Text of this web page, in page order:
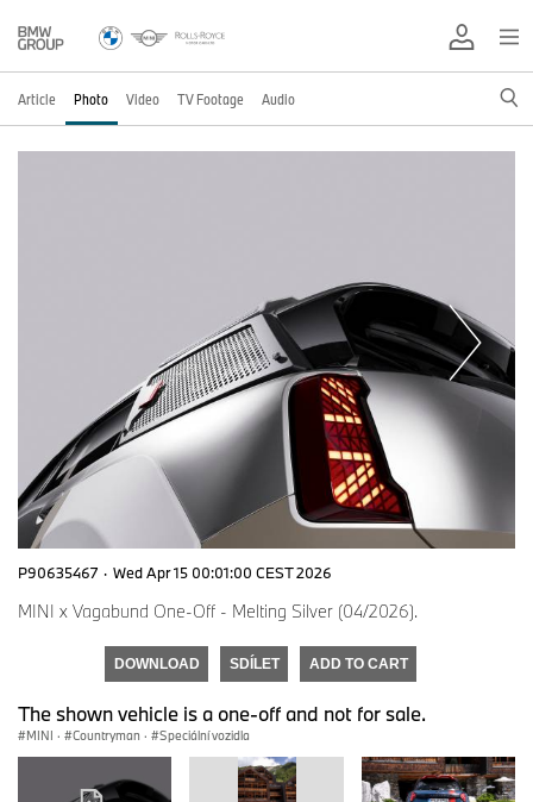
Article Photo Video TV Footage Audio
P90635467 · Wed Apr 15 00:01:00 CEST 2026
MINI x Vagabund One-Off - Melting Silver (04/2026).
DOWNLOAD SDÍLET ADD TO CART
The shown vehicle is a one-off and not for sale.
MINI · Countryman · Speciální vozidla